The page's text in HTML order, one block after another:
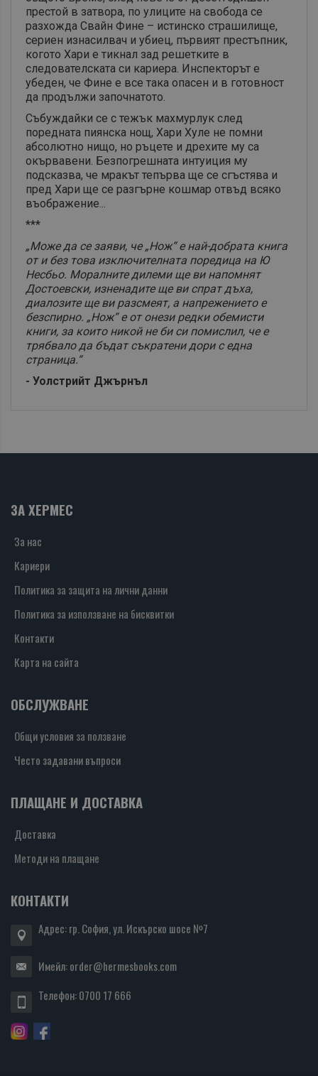
престой в затвора, по улиците на свобода се
разхожда Свайн Фине – истинско страшилище,
сериен изнасилвач и убиец, първият престъпник,
когото Хари е тикнал зад решетките в
следователската си кариера. Инспекторът е
убеден, че Фине е все така опасен и в готовност
да продължи започнатото.
Събуждайки се с тежък махмурлук след
поредната пиянска нощ, Хари Хуле не помни
абсолютно нищо, но ръцете и дрехите му са
окървавени. Безпогрешната интуиция му
подсказва, че мракът тепърва ще се сгъстява и
пред Хари ще се разгърне кошмар отвъд всяко
въображение...
***
„Може да се заяви, че „Нож“ е най-добрата книга
от и без това изключителната поредица на Ю
Несбьо. Моралните дилеми ще ви напомнят
Достоевски, изненадите ще ви спрат дъха,
диалозите ще ви разсмеят, а напрежението е
безспирно. „Нож“ е от онези редки обемисти
книги, за които никой не би си помислил, че е
трябвало да бъдат съкратени дори с една
страница.“
- Уолстрийт Джърнъл
ЗА ХЕРМЕС
За нас
Кариери
Политика за защита на лични данни
Политика за използване на бисквитки
Контакти
Карта на сайта
ОБСЛУЖВАНЕ
Общи условия за ползване
Често задавани въпроси
ПЛАЩАНЕ И ДОСТАВКА
Доставка
Методи на плащане
КОНТАКТИ
Адрес: гр. София, ул. Искърско шосе №7
Имейл:order@hermesbooks.com
Телефон:0700 17 666